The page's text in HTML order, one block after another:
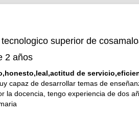
superior de
2 años
de
capaz de desarrollar temas de
la docencia, tengo experiencia de dos